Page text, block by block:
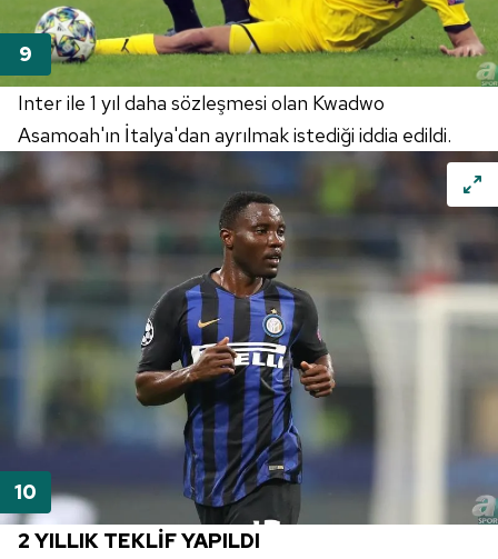
Inter ile 1 yıl daha sözleşmesi olan Kwadwo
Asamoah'ın İtalya'dan ayrılmak istediği iddia edildi.
2 YILLIK TEKLİF YAPILDI